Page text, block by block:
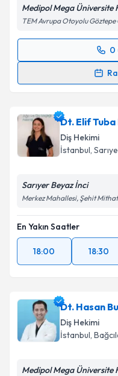
Medipol Mega Üniversite
TEM Avrupa Otoyolu Göztepe
0
Randevu
hazırlandığında e-
E-posta Adresiniz
Kişisel
Metni'ni
kapsamda
Dt. Elif Tuba
Diş Hekimi
İstanbul,
Sarıyer Beyaz İnci
Merkez Mahallesi, Şehit
En Yakın Saatler
18:00 18:30
Dt. Hasan
Diş Hekimi
İstanbul,
Medipol Mega Üniversite